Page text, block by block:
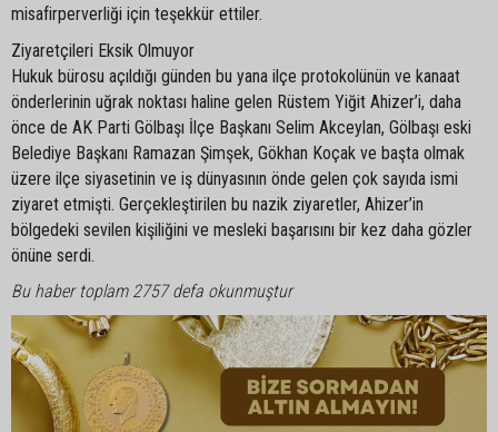
misafirperverliği için teşekkür ettiler.
Ziyaretçileri Eksik Olmuyor
Hukuk bürosu açıldığı günden bu yana ilçe protokolünün ve kanaat
önderlerinin uğrak noktası haline gelen Rüstem Yiğit Ahizer’i, daha
önce de AK Parti Gölbaşı İlçe Başkanı Selim Akceylan, Gölbaşı eski
Belediye Başkanı Ramazan Şimşek, Gökhan Koçak ve başta olmak
üzere ilçe siyasetinin ve iş dünyasının önde gelen çok sayıda ismi
ziyaret etmişti. Gerçekleştirilen bu nazik ziyaretler, Ahizer’in
bölgedeki sevilen kişiliğini ve mesleki başarısını bir kez daha gözler
önüne serdi.
Bu haber toplam 2757 defa okunmuştur